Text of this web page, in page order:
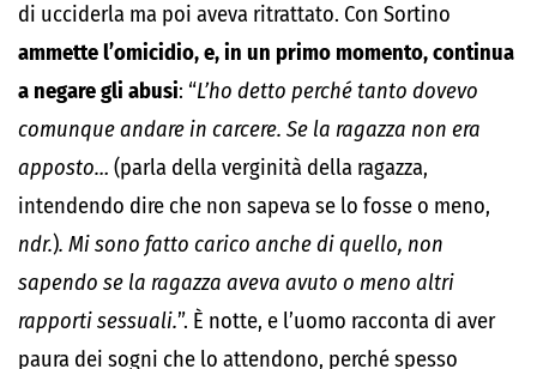
di ucciderla ma poi aveva ritrattato. Con Sortino
ammette l’omicidio, e, in un primo momento, continua
a negare gli abusi: “L’ho detto perché tanto dovevo
comunque andare in carcere. Se la ragazza non era
apposto… (parla della verginità della ragazza,
intendendo dire che non sapeva se lo fosse o meno,
ndr.). Mi sono fatto carico anche di quello, non
sapendo se la ragazza aveva avuto o meno altri
rapporti sessuali.”. È notte, e l’uomo racconta di aver
paura dei sogni che lo attendono, perché spesso